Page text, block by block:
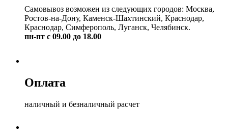
Самовывоз возможен из следующих городов: Москва,
Ростов-на-Дону, Каменск-Шахтинский, Краснодар,
Краснодар, Симферополь, Луганск, Челябинск.
пн-пт с 09.00 до 18.00
Оплата
наличный и безналичный расчет